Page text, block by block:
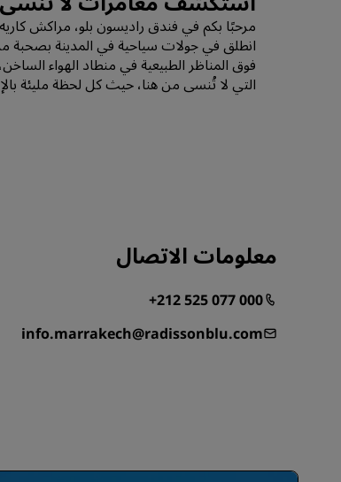
مرحبًا بكم في فندق راديسون بلو، مراكش
انطلق في جولات سياحية في المدينة بصحبة
فوق المناظر الطبيعية في منطاد الهواء
التي لا تُنسى من هنا، حيث كل لحظة مليئة
معلومات الاتصال
+212 525 077 000
info.marrakech@radissonblu.com